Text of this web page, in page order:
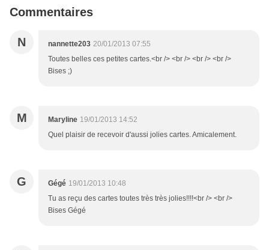
Commentaires
N nannette203 20/01/2013 07:55
Toutes belles ces petites cartes.<br /> <br /> <br /> <br />
Bises ;)
M Maryline 19/01/2013 14:52
Quel plaisir de recevoir d'aussi jolies cartes. Amicalement.
G Gégé 19/01/2013 10:48
Tu as reçu des cartes toutes très très jolies!!!!<br /> <br />
Bises Gégé